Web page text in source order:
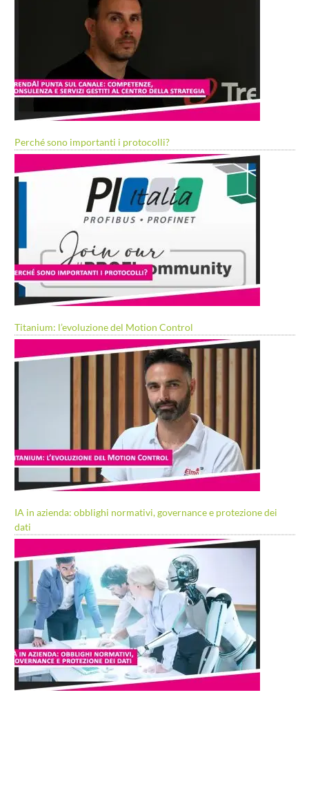
Perché sono importanti i protocolli?
Titanium: l’evoluzione del Motion Control
IA in azienda: obblighi normativi, governance e protezione dei
dati